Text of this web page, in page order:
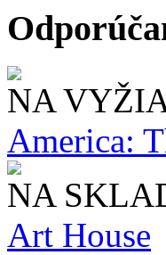
NA
America:
NA
Art House